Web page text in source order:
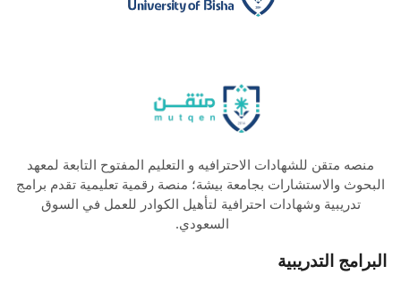
منصه متقن للشهادات الاحترافيه و التعليم المفتوح التابعة لمعهد
البحوث والاستشارات بجامعة بيشة؛ منصة رقمية تعليمية تقدم برامج
تدريبية وشهادات احترافية لتأهيل الكوادر للعمل في السوق
السعودي.
البرامج التدريبية